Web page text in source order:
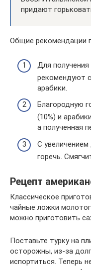
придают
Общие рекомендации
Для
рекомендуют
арабики.
Благородную
(10%) и
а полученная
С
горечь.
Рецепт
Классическое
чайные ложки
можно приготовить
Поставьте турку на
осторожны, из-за
испортиться. Теперь